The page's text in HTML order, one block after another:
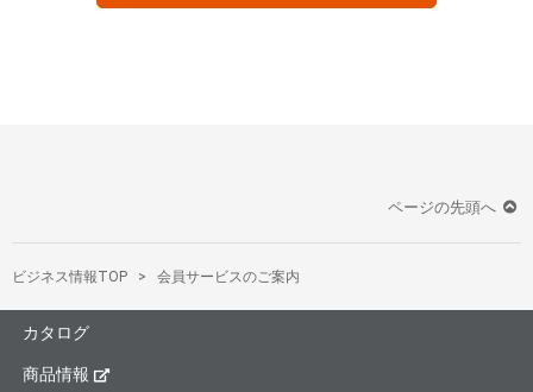
ページの先頭へ
ビジネス情報TOP 会員サービスのご案内
カタログ
商品情報